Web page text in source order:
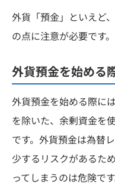
外貨「預金」といえど
の点に注意が必要です。
外貨預金を始める
外貨預金を始める際に
を除いた、余剰資金を
です。外貨預金は為替
少するリスクがあるた
ってしまうのは危険で